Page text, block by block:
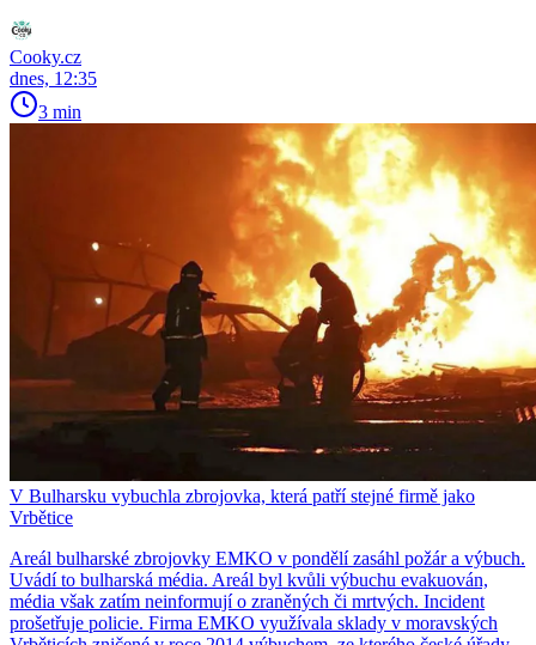
Cooky.cz
dnes, 12:35
3 min
V Bulharsku vybuchla zbrojovka, která patří stejné firmě jako
Vrbětice
Areál bulharské zbrojovky EMKO v pondělí zasáhl požár a výbuch.
Uvádí to bulharská média. Areál byl kvůli výbuchu evakuován,
média však zatím neinformují o zraněných či mrtvých. Incident
prošetřuje policie. Firma EMKO využívala sklady v moravských